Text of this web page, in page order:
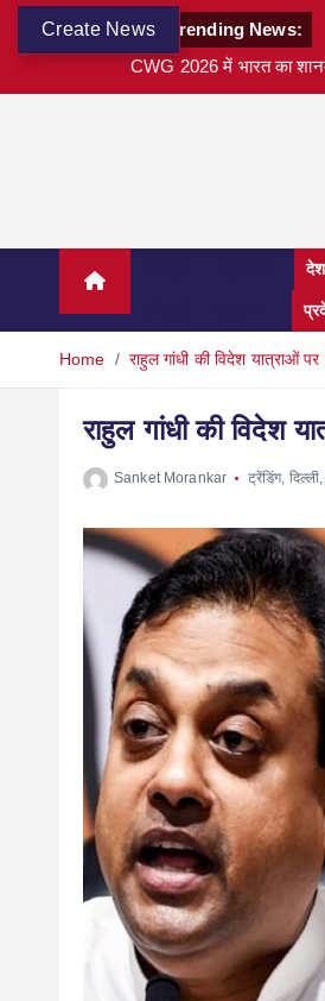
Create News
Trending News:
CWG 2026 में भारत का
Home राहुल गांधी की विदेश यात्राओं
राहुल गांधी की विदेश
Sanket Morankar ट्रेंडिंग, दिल्ली